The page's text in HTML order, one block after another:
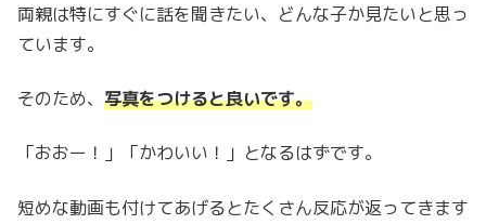
両親は特にすぐに話を聞きたい、どんな子か見たいと思っ
ています。
そのため、 写真をつけると良いです。
「おおー！」「かわいい！」となるはずです。
短めな動画も付けてあげるとたくさん反応が返ってきます